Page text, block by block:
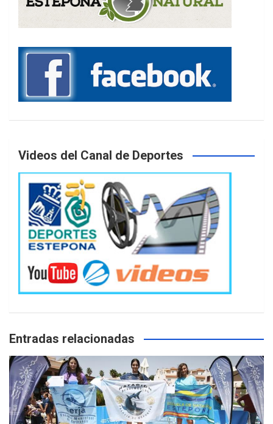
Videos del Canal de Deportes
Entradas relacionadas